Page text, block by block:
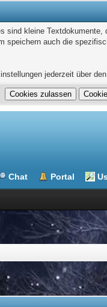
kleine Textdokumente,
speichern auch die
jederzeit über
Chat Portal